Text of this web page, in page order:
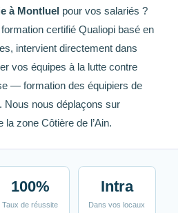
à Montluel pour vos salariés ?
certifié Qualiopi basé en
intervient directement dans
vos équipes à la lutte contre
— formation des équipiers de
Nous nous déplaçons sur
la zone Côtière de l’Ain.
100%
Taux de réussite
Intra
Dans vos locaux